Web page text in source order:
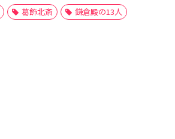
葛飾北斎 鎌倉殿の13人